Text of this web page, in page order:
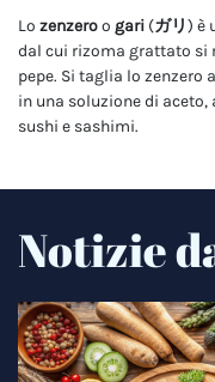
Lo zenzeroo gari (ガリ) è
dal cui rizoma grattato si
pepe. Si taglia lo
in una soluzione di aceto,
sushi e sashimi.
Notizie